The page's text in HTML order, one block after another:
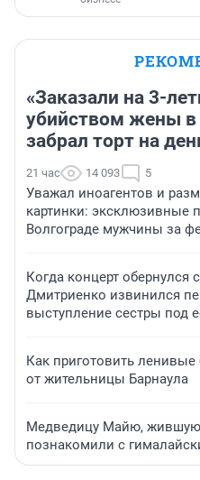
«Заказали на 3-
убийством жены в
забрал торт на
21 час 14 093 5
Уважал иноагентов и
картинки: эксклюзивные
Волгограде мужчины за
Когда концерт обернулся
Дмитриенко извинился
выступление сестры под
Как приготовить
от жительницы Барнаула
Медведицу Майю,
познакомили с